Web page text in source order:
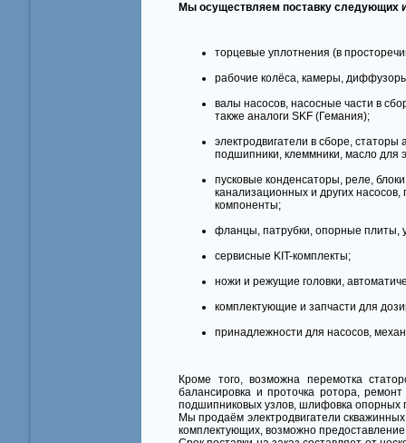
Мы осуществляем поставку следующих
торцевые уплотнения (в
рабочие колёса, камеры,
валы насосов, насосные части в
также аналоги SKF (Гемания);
электродвигатели в сборе,
подшипники, клеммники, масло для
пусковые конденсаторы, реле,
канализационных и других
компоненты;
фланцы, патрубки, опорные плиты,
сервисные KIT-комплекты;
ножи и режущие головки,
комплектующие и запчасти для
принадлежности для насосов,
Кроме того, возможна перемотка
балансировка и проточка ротора,
подшипниковых узлов, шлифовка опорных
Мы продаём электродвигатели
комплектующих, возможно